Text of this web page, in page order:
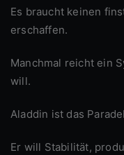
Es braucht keinen finsteren Plan, um eine Katastrophe zu
erschaffen.
Manchmal reicht ein System, das einfach zu perfekt sein
will.
Aladdin ist das
Er will Stabilität,